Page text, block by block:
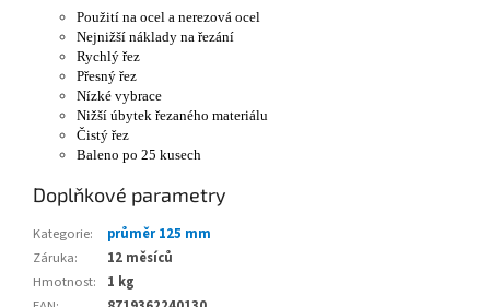
Použití na ocel a nerezová ocel
Nejnižší náklady na řezání
Rychlý řez
Přesný řez
Nízké vybrace
Nižší úbytek řezaného materiálu
Čistý řez
Baleno po 25 kusech
Doplňkové parametry
Kategorie:
průměr 125 mm
Záruka:
12 měsíců
Hmotnost:
1 kg